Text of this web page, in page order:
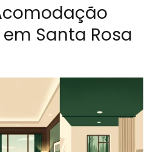
Santa Rosa